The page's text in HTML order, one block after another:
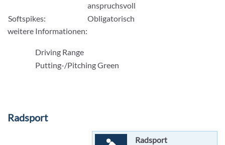
anspruchsvoll
Softspikes:
Obligatorisch
weitere Informationen:
Driving Range
Putting-/Pitching Green
Radsport
Radsport